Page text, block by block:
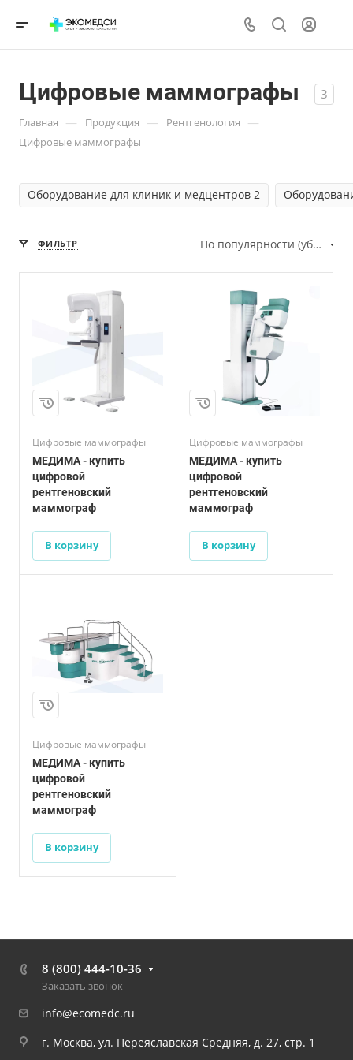
Цифровые маммографы 3
Главная — Продукция — Рентгенология —
Цифровые маммографы
Оборудование для клиник и медцентров 2
ФИЛЬТР По популярности (убывание)
Цифровые маммографы
МЕДИМА - купить
цифровой
рентгеновский
маммограф
В корзину
Цифровые маммографы
МЕДИМА - купить
цифровой
рентгеновский
маммограф
В корзину
Цифровые маммографы
МЕДИМА - купить
цифровой
рентгеновский
маммограф
В корзину
8 (800) 444-10-36
Заказать звонок
info@ecomedc.ru
г. Москва, ул. Переяславская Средняя, д. 27, стр. 1